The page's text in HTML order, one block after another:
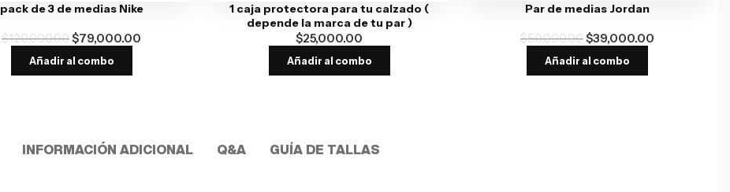
pack de 3 de medias Nike
$120,000.00$79,000.00
Añadir al combo
1 caja protectora para tu calzado (
depende la marca de tu par )
$25,000.00
Añadir al combo
Par de medias Jordan
$50,000.00$39,000.00
Añadir al combo
INFORMACIÓN ADICIONAL Q&A GUÍA DE TALLAS